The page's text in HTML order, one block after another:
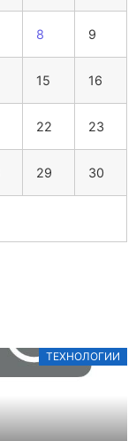
8 9
15 16
22 23
29 30
ТЕХНОЛОГИИ